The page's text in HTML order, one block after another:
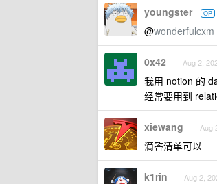
youngster OP
@wonderfulcxm
0x42 Aug 2,
我用 notion 的
经常要用到
xiewang Aug
滴答清单可以
k1rin Aug 2,